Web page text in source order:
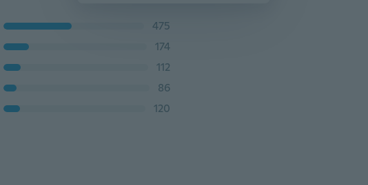
475
174
112
86
120